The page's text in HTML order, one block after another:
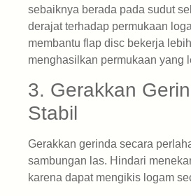
sebaiknya berada pada sudut
derajat terhadap permukaan
membantu flap disc bekerja
menghasilkan permukaan yang
3. Gerakkan
Stabil
Gerakkan gerinda secara
sambungan las. Hindari
karena dapat mengikis logam